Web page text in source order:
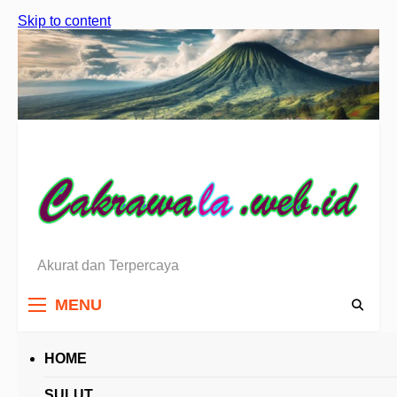
Skip to content
Berita Sulawesi Utara
Akurat dan Terpercaya
MENU
HOME
HEADLINES